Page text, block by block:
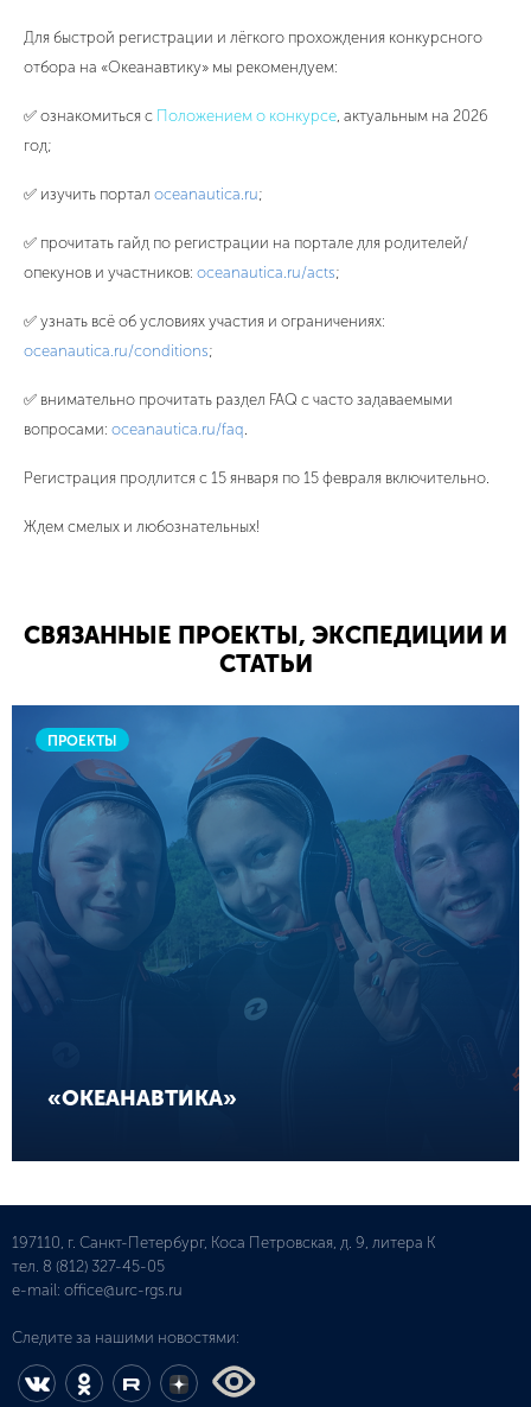
Для быстрой регистрации и лёгкого прохождения конкурсного
отбора на «Океанавтику» мы рекомендуем:
✅ ознакомиться с Положением о конкурсе, актуальным на 2026
год;
✅ изучить портал oceanautica.ru;
✅ прочитать гайд по регистрации на портале для родителей/
опекунов и участников: oceanautica.ru/acts;
✅ узнать всё об условиях участия и ограничениях:
oceanautica.ru/conditions;
✅ внимательно прочитать раздел FAQ с часто задаваемыми
вопросами: oceanautica.ru/faq.
Регистрация продлится с 15 января по 15 февраля включительно.
Ждем смелых и любознательных!
СВЯЗАННЫЕ ПРОЕКТЫ, ЭКСПЕДИЦИИ И
СТАТЬИ
ПРОЕКТЫ
«ОКЕАНАВТИКА»
197110, г. Санкт-Петербург, Коса Петровская, д. 9, литера К
тел. 8 (812) 327-45-05
e-mail: office@urc-rgs.ru
Следите за нашими новостями: